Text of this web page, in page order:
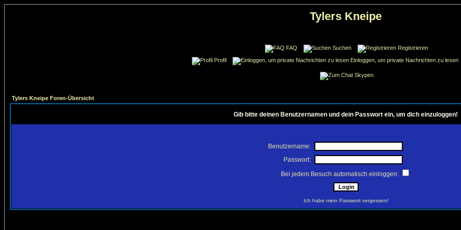
Tylers Kneipe
FAQ Suchen
Registrieren
Profil
Einloggen, um private Nachrichten zu lesen
Skypen
Tylers Kneipe Foren-Übersicht
Gib bitte deinen Benutzernamen und dein Passwort ein, um dich einzuloggen!
Benutzername:
Passwort:
Bei jedem Besuch automatisch einloggen:
Ich habe mein Passwort vergessen!